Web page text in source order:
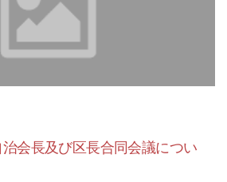
会長及び区長合同会議につい